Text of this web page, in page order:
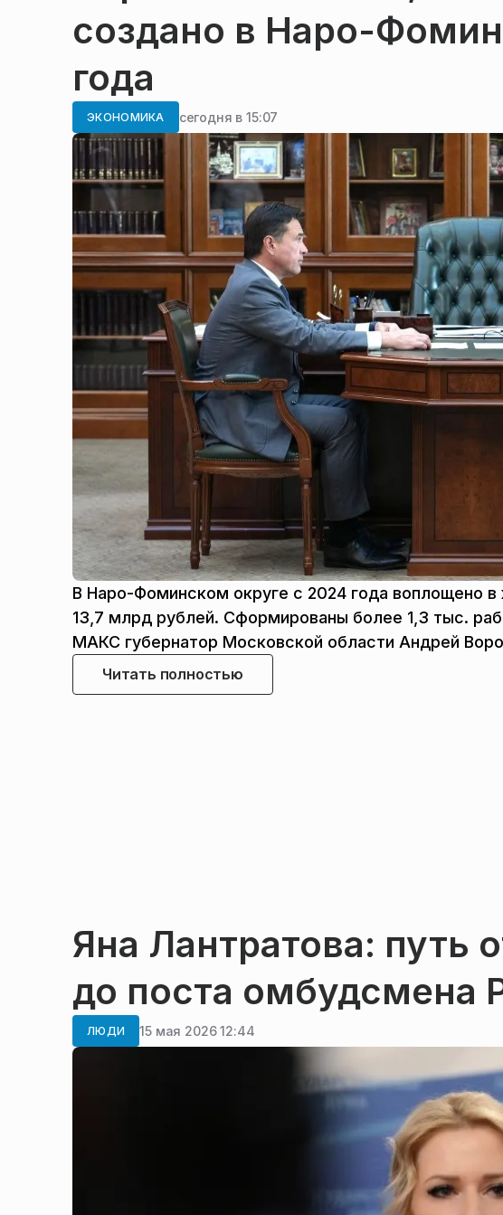
создано в Наро-
года
ЭКОНОМИКА сегодня в 15:07
В Наро-Фоминском округе с 2024 года воплощено в
13,7 млрд рублей. Сформированы более 1,3 тыс.
МАКС губернатор Московской области Андрей
Читать полностью
Яна Лантратова: путь
до поста омбудсмена
ЛЮДИ 15 мая 2026 12:44